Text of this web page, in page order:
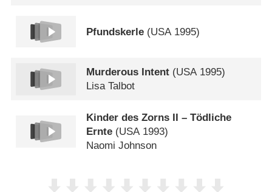
Pfundskerle (USA 1995)
Murderous Intent (USA1995)
Lisa Talbot
Kinder des Zorns II – Tödliche
Ernte (USA1993)
Naomi Johnson